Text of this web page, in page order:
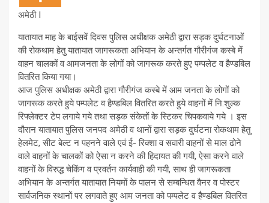
अमेठी I
यातायात माह के बाईसवें दिवस पुलिस अधीक्षक अमेठी द्वारा सड़क दुर्घटनाओं
की रोकथाम हेतु यातायात जागरूकता अभियान के अन्तर्गत गौरीगंज कस्बे में
वाहन चालकों व आमजनता के लोगों को जागरूक करते हुए पम्पलेट व हैण्डबिल
वितरित किया गया।
आज पुलिस अधीक्षक अमेठी द्वारा गौरीगंज कस्बे में आम जनता के लोगों को
जागरूक करते हुये पम्पलेट व हैण्डबिल वितरित करते हुये वाहनों में नि:शुल्क
रिफ्लेक्टर टेप लगाये गये तथा सड़क संकेतों के स्टिकर चिपकवाये गये । इस
दौरान यातायात पुलिस जनपद अमेठी व थानों द्वारा सड़क दुर्घटना रोकथाम हेतु
हेलमेट, सीट बेल्ट न पहनने वाले एवं ई- रिक्शा व सवारी वाहनों से माल ढोने
वाले वाहनों के चालकों को ऐसा न करने की हिदायत की गयी, ऐसा करने वाले
वाहनों के विरुद्ध चेकिंग व प्रवर्तन कार्यवाही की गयी, साथ ही जागरूकता
अभियान के अन्तर्गत यातायात नियमों के पालन से सम्बन्धित वैनर व पोस्टर
सार्वजनिक स्थानों पर लगवाते हुए आम जनता को पम्पलेट व हैण्डबिल वितरित